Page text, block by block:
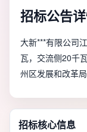
招标公告
大新***有限公司
瓦，交流侧20千
州区发展和改革局
招标核心信息